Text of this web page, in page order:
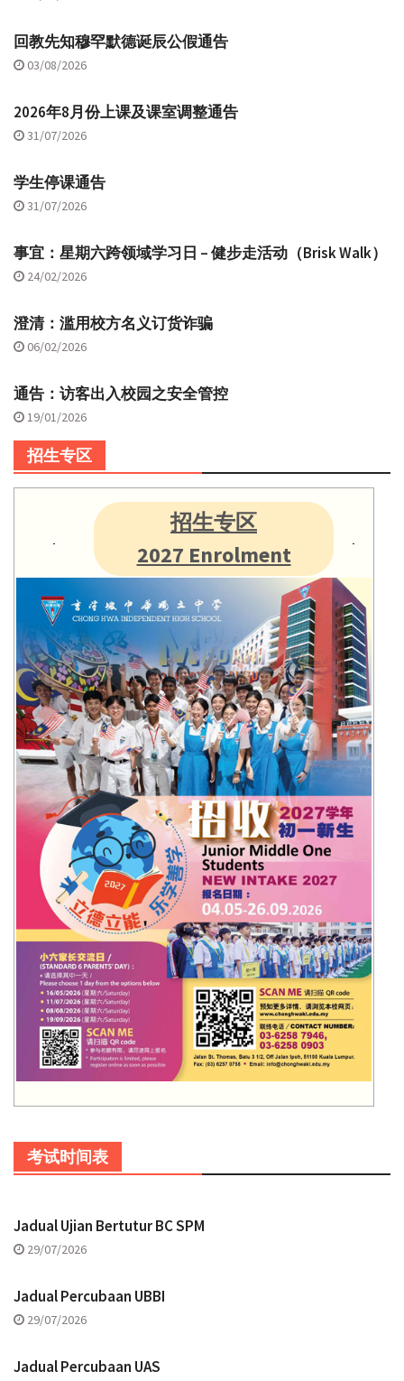
回教先知穆罕默德诞辰公假通告
03/08/2026
2026年8月份上课及课室调整通告
31/07/2026
学生停课通告
31/07/2026
事宜：星期六跨领域学习日 – 健步走活动（Brisk Walk）
24/02/2026
澄清：滥用校方名义订货诈骗
06/02/2026
通告：访客出入校园之安全管控
19/01/2026
招生专区
招生专区
2027 Enrolment
考试时间表
Jadual Ujian Bertutur BC SPM
29/07/2026
Jadual Percubaan UBBI
29/07/2026
Jadual Percubaan UAS